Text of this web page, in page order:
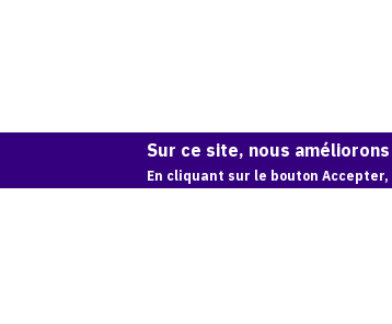
Sur ce site, nous
En cliquant sur le bouton